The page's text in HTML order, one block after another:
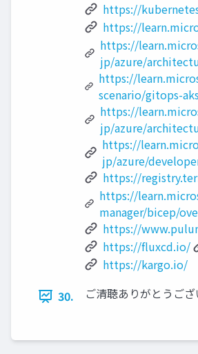
https://
https://
https://
jp/azure/
https://
scenario/gitops-
https://
jp/azure/
https://
jp/azure/
https://
https://
manager/bicep/
https://
https://fluxcd.io/
https://kargo.io/
30.
ご清聴ありがとうご